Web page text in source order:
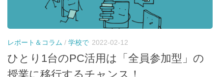
レポート＆コラム / 学校で 2022-02-12
ひとり1台のPC活用は「全員参加型」の
授業に移行するチャンス！